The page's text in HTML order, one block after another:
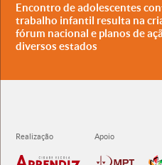
Encontro de adolescentes
trabalho infantil resulta na
fórum nacional e planos de
diversos estados